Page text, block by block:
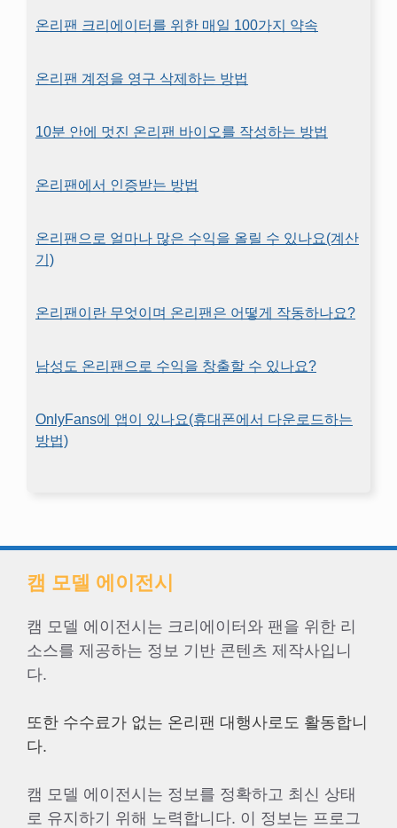
온리팬 크리에이터를 위한 매일 100가지 약속
온리팬 계정을 영구 삭제하는 방법
10분 안에 멋진 온리팬 바이오를 작성하는 방법
온리팬에서 인증받는 방법
온리팬으로 얼마나 많은 수익을 올릴 수 있나요(계산
기)
온리팬이란 무엇이며 온리팬은 어떻게 작동하나요?
남성도 온리팬으로 수익을 창출할 수 있나요?
OnlyFans에 앱이 있나요(휴대폰에서 다운로드하는
방법)
캠 모델 에이전시
캠 모델 에이전시는 크리에이터와 팬을 위한 리
소스를 제공하는 정보 기반 콘텐츠 제작사입니
다.
또한 수수료가 없는 온리팬 대행사로도 활동합니
다.
캠 모델 에이전시는 정보를 정확하고 최신 상태
로 유지하기 위해 노력합니다. 이 정보는 프로그